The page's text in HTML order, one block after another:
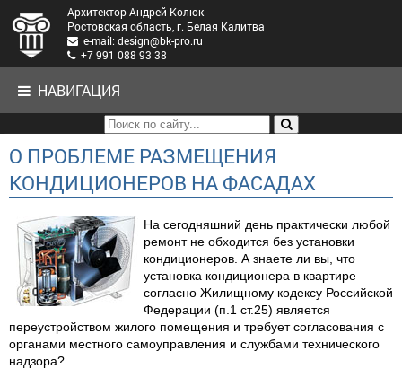
Архитектор Андрей Колюк
Ростовская область, г. Белая Калитва
e-mail: design@bk-pro.ru
+7 991 088 93 38
НАВИГАЦИЯ
О ПРОБЛЕМЕ РАЗМЕЩЕНИЯ
КОНДИЦИОНЕРОВ НА ФАСАДАХ
На сегодняшний день практически любой
ремонт не обходится без установки
кондиционеров. А знаете ли вы, что
установка кондиционера в квартире
согласно Жилищному кодексу Российской
Федерации (п.1 ст.25) является
переустройством жилого помещения и требует согласования с
органами местного самоуправления и службами технического
надзора?